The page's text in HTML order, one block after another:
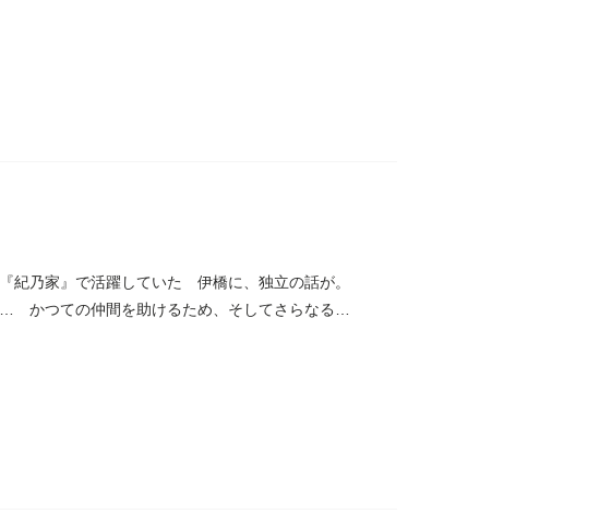
乃家』で活躍していた 伊橋に、独立の話が。
かつての仲間を助けるため、そしてさらなる修